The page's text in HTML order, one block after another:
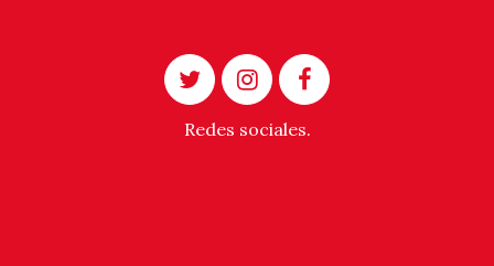
Redes sociales.